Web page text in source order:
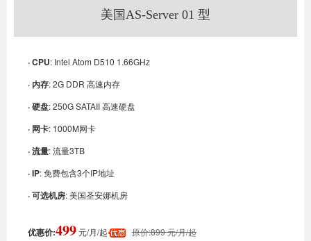
美国AS-Server 01 型
· CPU: Intel Atom D510 1.66GHz
· 内存: 2G DDR 高速内存
· 硬盘: 250G SATAII 高速硬盘
· 网卡: 1000M网卡
· 流量: 流量3TB
· IP: 免费包含3个IP地址
· 可选机房: 美国圣安娜机房
优惠价:499元/月/起 原价:899 元/月/起